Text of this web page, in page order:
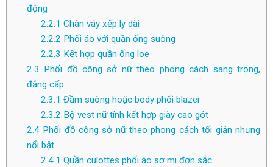
động
2.2.1 Chân váy xếp ly dài
2.2.2 Phối áo với quần ống suông
2.2.3 Kết hợp quần ống loe
2.3 Phối đồ công sở nữ theo phong cách sang trọng,
đẳng cấp
2.3.1 Đầm suông hoặc body phối blazer
2.3.2 Bộ vest nữ tính kết hợp giày cao gót
2.4Phối đồ công sở nữ theo phong cách tối giản nhưng
nổi bật
2.4.1 Quần culottes phối áo sơ mi đơn sắc